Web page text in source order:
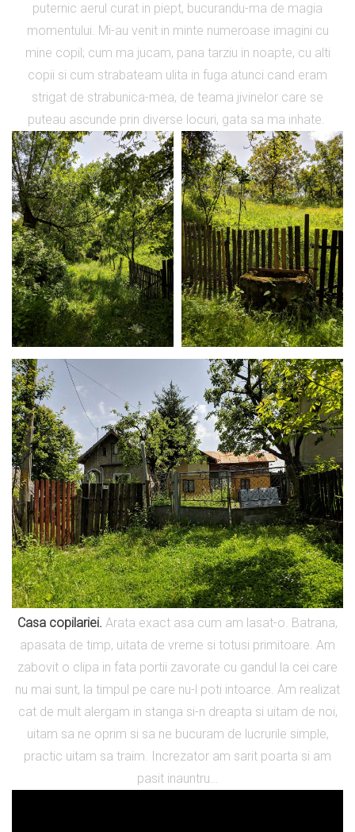
puternic aerul curat in piept, bucurandu-ma de magia
momentului. Mi-au venit in minte numeroase imagini cu
mine copil; cum ma jucam, pana tarziu in noapte, cu alti
copii si cum strabateam ulita in fuga atunci cand eram
strigat de strabunica-mea, de teama jivinelor care se
puteau ascunde prin diverse locuri, gata sa ma inhate.
Casa copilariei. Arata exact asa cum am lasat-o. Batrana,
apasata de timp, uitata de vreme si totusi primitoare. Am
zabovit o clipa in fata portii zavorate cu gandul la cei care
nu mai sunt, la timpul pe care nu-l poti intoarce. Am realizat
cat de mult alergam in stanga si-n dreapta si uitam de noi,
uitam sa ne oprim si sa ne bucuram de lucrurile simple,
practic uitam sa traim. Increzator am sarit poarta si am
pasit inauntru…